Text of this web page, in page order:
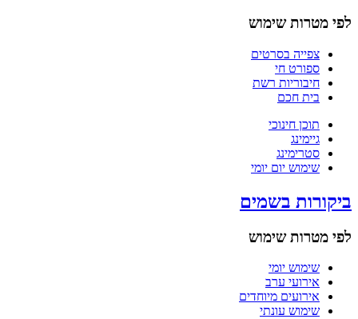
לפי מטרות שימוש
צפייה בסרטים
ספורט חי
חיבוריות רשת
בית חכם
תוכן חינוכי
גיימינג
סטרימינג
שימוש יום יומי
ביקורות בשמים
לפי מטרות שימוש
שימוש יומי
אירועי ערב
אירועים מיוחדים
שימוש עונתי